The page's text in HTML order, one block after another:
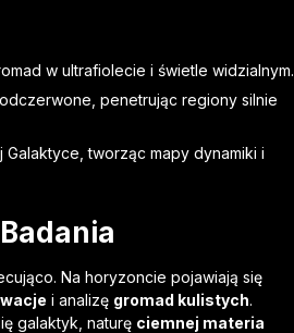
w ultrafiolecie i świetle widzialnym.
penetrując regiony silnie
tworząc mapy dynamiki i
Na horyzoncie pojawiają się
i analizę gromad kulistych.
galaktyk, naturę ciemnej materia